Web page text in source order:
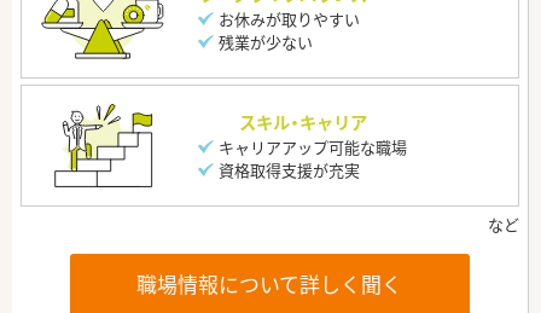
お休みが取りやすい
残業が少ない
スキル・キャリア
キャリアアップ可能な職場
資格取得支援が充実
職場情報について詳しく聞く